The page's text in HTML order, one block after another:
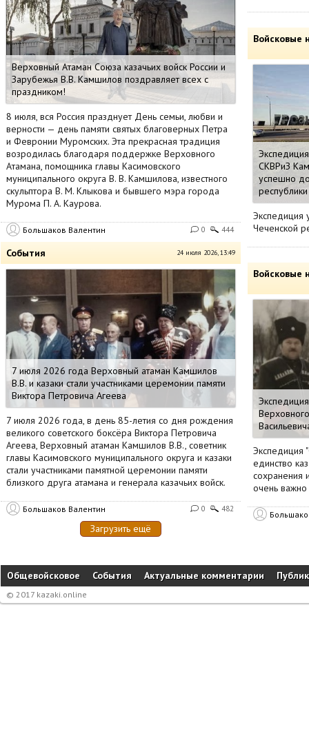
Верховный Атаман Союза казачьих войск России и
Зарубежья В.В. Камшилов поздравляет всех с
праздником!
8 июля, вся Россия празднует День семьи, любви и
верности — день памяти святых благоверных Петра
и Февронии Муромских. Эта прекрасная традиция
возродилась благодаря поддержке Верховного
Атамана, помощника главы Касимовского
муниципального округа В. В. Камшилова, известного
скульптора В. М. Клыкова и бывшего мэра города
Мурома П. А. Каурова.
Большаков Валентин 0 444
События 24 июля 2026, 13:49
7 июля 2026 года Верховный атаман Камшилов
В.В. и казаки стали участниками церемонии памяти
Виктора Петровича Агеева
7 июля 2026 года, в день 85-летия со дня рождения
великого советского боксёра Виктора Петровича
Агеева, Верховный атаман Камшилов В.В., советник
главы Касимовского муниципального округа и казаки
стали участниками памятной церемонии памяти
близкого друга атамана и генерала казачьих войск.
Большаков Валентин 0 482
Загрузить ещё
Войсковые
СКВРиЗ
успешно
Экспедиция
Чеченской
Войсковые
Экспедиция
единство
сохранения
очень
Общевойсковое События Актуальные комментарии
© 2017 kazaki.online